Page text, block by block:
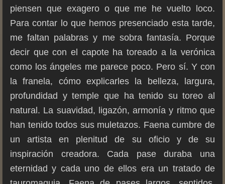
piensen que exagero o que me he vuelto loco.
Para contar lo que hemos presenciado esta tarde,
me faltan palabras y me sobra fantasía. Porque
decir que con el capote ha toreado a la verónica
como los ángeles me parece poco. Pero sí. Y con
la franela, cómo explicarles la belleza, largura,
profundidad y temple que ha tenido su toreo al
natural. La suavidad, ligazón, armonía y ritmo que
han tenido todos sus muletazos. Faena cumbre de
un artista en plenitud de su oficio y de su
inspiración creadora. Cada pase duraba una
eternidad y cada uno de ellos era un tratado de